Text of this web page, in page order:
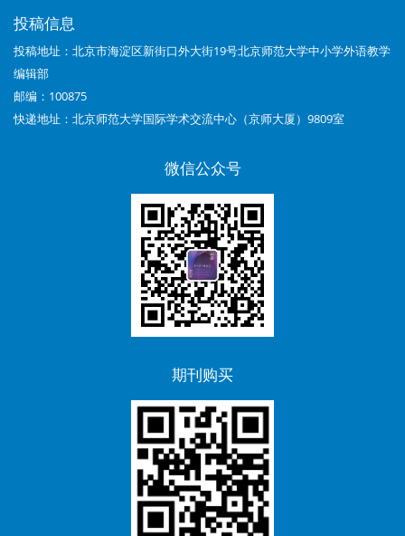
语
教
学》
（小
投稿信息
投稿地址：北京市海淀区新街口外大街19号北京师范大学中小学外语教学
编辑部
邮编：100875
快递地址：北京师范大学国际学术交流中心（京师大厦）9809室
微信公众号
期刊购买